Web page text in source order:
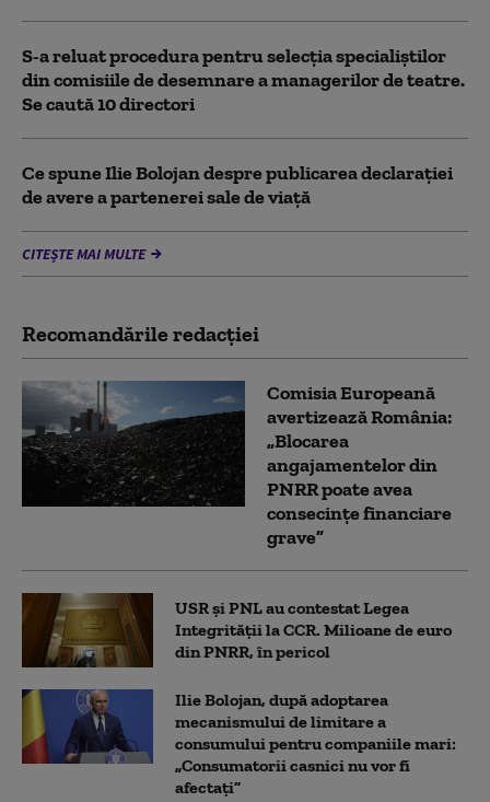
S-a reluat procedura pentru selecţia specialiştilor
din comisiile de desemnare a managerilor de teatre.
Se caută 10 directori
Ce spune Ilie Bolojan despre publicarea declarației
de avere a partenerei sale de viață
CITEȘTE MAI MULTE
Recomandările redacţiei
Comisia Europeană
avertizează România:
„Blocarea
angajamentelor din
PNRR poate avea
consecințe financiare
grave”
USR și PNL au contestat Legea
Integrității la CCR. Milioane de euro
din PNRR, în pericol
Ilie Bolojan, după adoptarea
mecanismului de limitare a
consumului pentru companiile mari:
„Consumatorii casnici nu vor fi
afectați”